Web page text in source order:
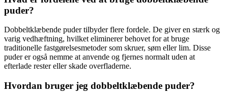
puder?
Dobbeltklæbende puder tilbyder flere fordele. De giver en stærk og
varig vedhæftning, hvilket eliminerer behovet for at bruge
traditionelle fastgørelsesmetoder som skruer, søm eller lim. Disse
puder er også nemme at anvende og fjernes normalt uden at
efterlade rester eller skade overfladerne.
Hvordan bruger jeg dobbeltklæbende puder?